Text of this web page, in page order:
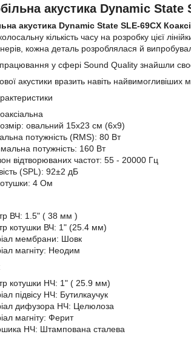
акустика Dynamic State
акустика Dynamic State SLE-69CX
кількість часу на розробку цієї
кожна деталь розроблялася й
у сфері Sound Quality знайшли
акустики вразить навіть найвимогливіших
овальний 15x23 см (6x9)
потужність (RMS): 80 Вт
потужність: 160 Вт
відтворюваних частот: 55 - 20000 Гц
(SPL): 92±2 дБ
4 Ом
ВЧ: 1.5" ( 38 мм )
котушки ВЧ: 1" (25.4 мм)
мембрани: Шовк
магніту: Неодим
котушки НЧ: 1" ( 25.9 мм)
підвісу НЧ: Бутилкаучук
дифузора НЧ: Целюлоза
магніту: Ферит
НЧ: Штампована сталева